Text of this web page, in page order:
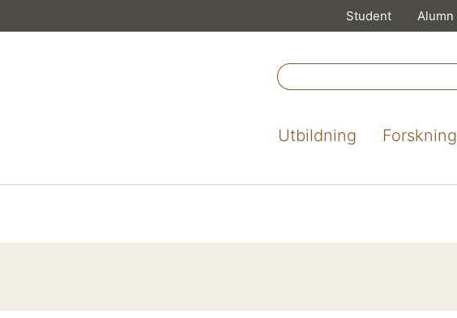
Student Alumn
Utbildning Forskning